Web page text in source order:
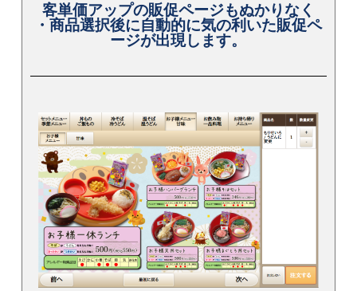
客単価アップの販促ページもぬかりなく
・商品選択後に自動的に気の利いた販促ペ
ージが出現します。